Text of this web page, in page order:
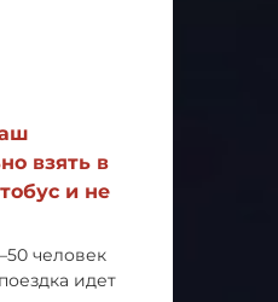
взять в
и не
человек
идет